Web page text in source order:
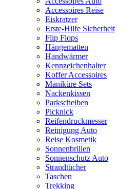
Accessoires Reise
Eiskratzer
Erste-Hilfe Sicherheit
Flip Flops
Hängematten
Handwärmer
Kennzeichenhalter
Koffer Accessoires
Maniküre Sets
Nackenkissen
Parkscheiben
Picknick
Reifendruckmesser
Reinigung Auto
Reise Kosmetik
Sonnenbrillen
Sonnenschutz Auto
Strandtücher
Taschen
Trekking